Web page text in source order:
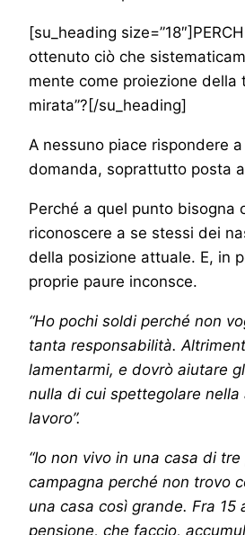
[su_heading
ottenuto ciò che
mente come proiezione della
mirata”?[/su_heading]
A nessuno piace rispondere
domanda, soprattutto posta
Perché a quel punto bisogna
riconoscere a se stessi dei
della posizione attuale. E, in
proprie paure inconsce.
“Ho pochi soldi perché non
tanta responsabilità.
lamentarmi, e dovrò aiutare
nulla di cui spettegolare
lavoro”.
“Io non vivo in una casa di tre
campagna perché non trovo
una casa così grande. Fra 15
pensione, che faccio,